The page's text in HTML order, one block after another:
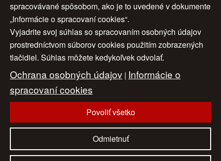
Úvod | O nás | Obchodné podmienky |
Ochrana osobných údajov | Cookies
Nastavenia cookies | Cenník | Aktuality | Kontakt
|
© 2006-2026 ART CONSULTING, Všetky práva vyhradené
spracovávané spôsobom, ako je to uvedené v dokumente
„Informácie o spracovaní cookies“.
Vyjadrite svoj súhlas so spracovaním osobných údajov
prostredníctvom súborov cookies použitím zobrazených
tlačidiel. Súhlas môžete kedykoľvek odvolať.
Ochrana osobných údajov | Informácie o
spracovaní cookies
Povoliť všetko
Odmietnuť